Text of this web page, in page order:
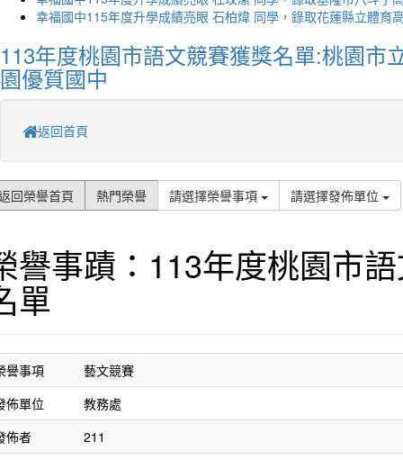
幸福國中115年度升學成績亮眼 石柏煒 同學，錄取花蓮縣立體育
113年度桃園市語文競賽獲獎名單:桃園市
園優質國中
返回首頁
回榮譽首頁 熱門榮譽 請選擇榮譽事項 請選擇發佈單位
譽事蹟：113年度桃園市
單
譽事項
藝文競賽
佈單位
教務處
佈者
211